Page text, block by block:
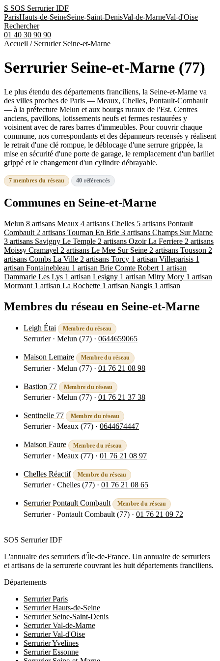
S SOS SerrurierIDF
ParisHauts-de-SeineSeine-Saint-DenisVal-de-MarneVal-d'Oise
Rechercher
01 40 30 90 90
Accueil /Serrurier Seine-et-Marne
Serrurier Seine-et-Marne (77)
Le plus étendu des départements franciliens, la Seine-et-Marne va
des villes proches de Paris — Meaux, Chelles, Pontault-Combault
— à la préfecture Melun et aux bourgs ruraux de l'Est. Centres
anciens, pavillons, lotissements neufs et fermes restaurées y
voisinent avec de rares barres d'immeubles. Pour couvrir chaque
commune, nos correspondants et des dépanneurs recensés y réalisent
le retrait d'une clé rompue, le déblocage d'une serrure grippée, la
mise en sécurité d'une porte de garage, le remplacement d'un barillet
grippé et le changement d'un cylindre débrayable.
7 membres du réseau 40 référencés
Communes en Seine-et-Marne
Melun 8 artisans Meaux 4 artisans Chelles 5 artisans Pontault
Combault 2 artisans Tournan En Brie 3 artisans Champs Sur Marne
3 artisans Savigny Le Temple 2 artisans Ozoir La Ferriere 2 artisans
Moissy Cramayel 2 artisans Le Mee Sur Seine 2 artisans Tousson 2
artisans Combs La Ville 2 artisans Torcy 1 artisan Villeparisis 1
artisan Fontainebleau 1 artisan Brie Comte Robert 1 artisan
Dammarie Les Lys 1 artisan Lesigny 1 artisan Mitry Mory 1 artisan
Mormant 1 artisan La Rochette 1 artisan Nangis 1 artisan
Membres du réseau en Seine-et-Marne
Leigh Étai Membre du réseau
Serrurier · Melun (77) · 0644659065
Maison Lemaire
Membre du réseau
Serrurier · Melun (77) · 01 76 21 08 98
Bastion 77
Membre du réseau
Serrurier · Melun (77) · 01 76 21 37 38
Sentinelle 77
Membre du réseau
Serrurier · Meaux (77) · 0644674447
Maison Faure
Membre du réseau
Serrurier · Meaux (77) · 01 76 21 08 97
Chelles Réactif
Membre du réseau
Serrurier · Chelles (77) · 01 76 21 08 65
Serrurier Pontault Combault
Membre du réseau
Serrurier · Pontault Combault (77) · 01 76 21 09 72
SOS SerrurierIDF
L'annuaire des serruriers d'Île-de-France. Un annuaire de serruriers
et artisans de la serrurerie couvrant les huit départements franciliens.
Départements
Serrurier Paris
Serrurier Hauts-de-Seine
Serrurier Seine-Saint-Denis
Serrurier Val-de-Marne
Serrurier Val-d'Oise
Serrurier Yvelines
Serrurier Essonne